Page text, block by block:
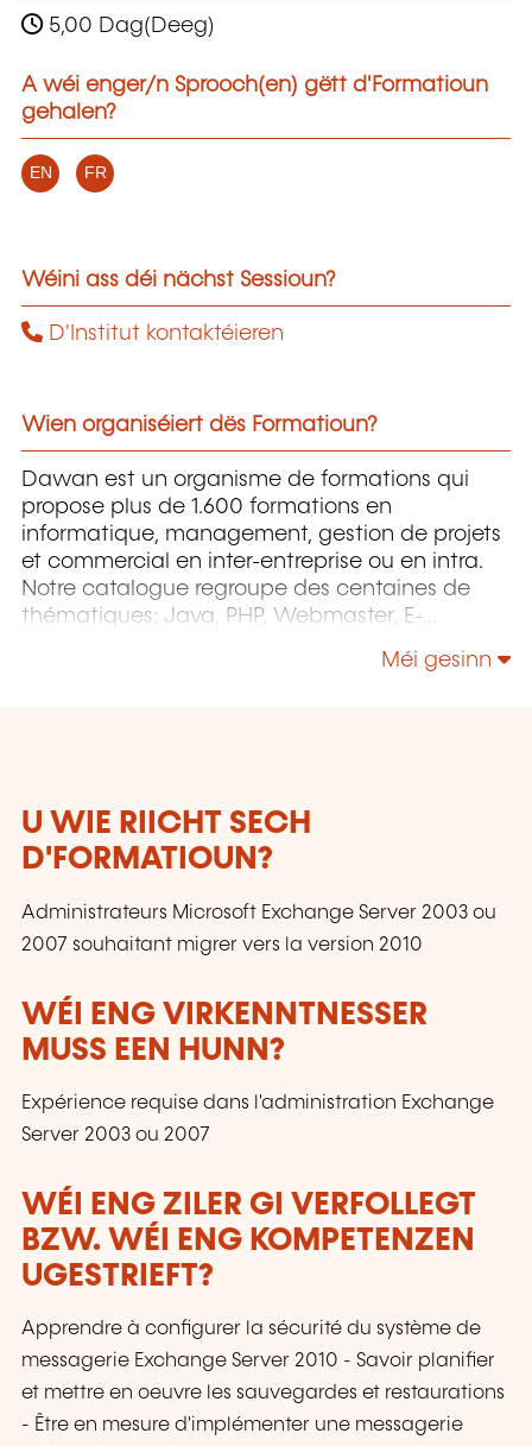
5,00 Dag(Deeg)
A wéi enger/n Sprooch(en) gëtt d'Formatioun
gehalen?
EN FR
Wéini ass déi nächst Sessioun?
D'Institut kontaktéieren
Wien organiséiert dës Formatioun?
Dawan est un organisme de formations qui
propose plus de 1.600 formations en
informatique, management, gestion de projets
et commercial en inter-entreprise ou en intra.
Notre catalogue regroupe des centaines de
thématiques: Java, PHP, Webmaster, E-
Méi gesinn
U WIE RIICHT SECH
D'FORMATIOUN?
Administrateurs Microsoft Exchange Server 2003 ou
2007 souhaitant migrer vers la version 2010
WÉI ENG VIRKENNTNESSER
MUSS EEN HUNN?
Expérience requise dans l'administration Exchange
Server 2003 ou 2007
WÉI ENG ZILER GI VERFOLLEGT
BZW. WÉI ENG KOMPETENZEN
UGESTRIEFT?
Apprendre à configurer la sécurité du système de
messagerie Exchange Server 2010 - Savoir planifier
et mettre en oeuvre les sauvegardes et restaurations
- Être en mesure d'implémenter une messagerie